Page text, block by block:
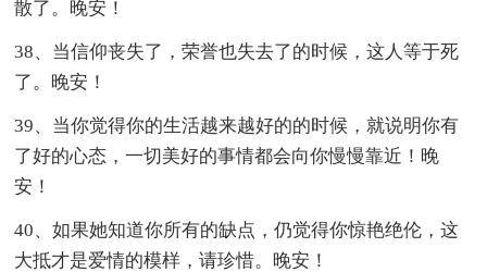
散了。晚安！
38、当信仰丧失了，荣誉也失去了的时候，这人等于死
了。晚安！
39、当你觉得你的生活越来越好的的时候，就说明你有
了好的心态，一切美好的事情都会向你慢慢靠近！晚
安！
40、如果她知道你所有的缺点，仍觉得你惊艳绝伦，这
大抵才是爱情的模样，请珍惜。晚安！